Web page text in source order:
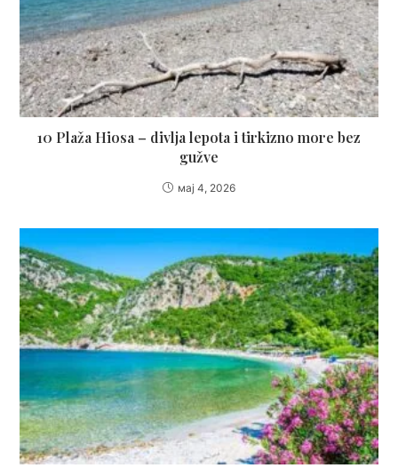
10 Plaža Hiosa – divlja lepota i tirkizno more bez
gužve
мај 4, 2026